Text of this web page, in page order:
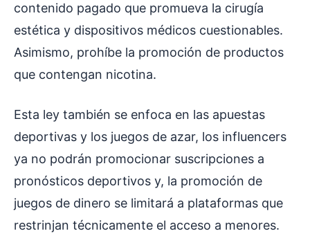
contenido pagado que promueva la cirugía
estética y dispositivos médicos cuestionables.
Asimismo, prohíbe la promoción de productos
que contengan nicotina.
Esta ley también se enfoca en las apuestas
deportivas y los juegos de azar, los influencers
ya no podrán promocionar suscripciones a
pronósticos deportivos y, la promoción de
juegos de dinero se limitará a plataformas que
restrinjan técnicamente el acceso a menores.